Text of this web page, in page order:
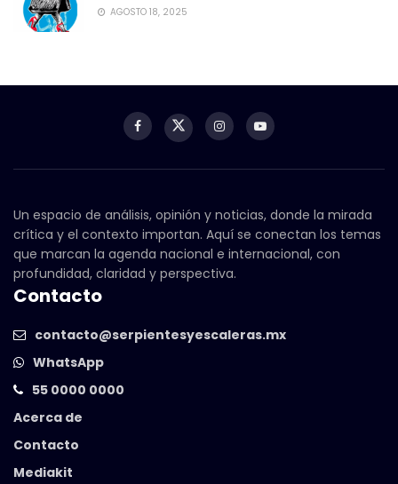
AGOSTO 18, 2025
Un espacio de análisis, opinión y noticias, donde la mirada
crítica y el contexto importan. Aquí se conectan los temas
que marcan la agenda nacional e internacional, con
profundidad, claridad y perspectiva.
Contacto
contacto@serpientesyescaleras.mx
WhatsApp
55 0000 0000
Acerca de
Contacto
Mediakit